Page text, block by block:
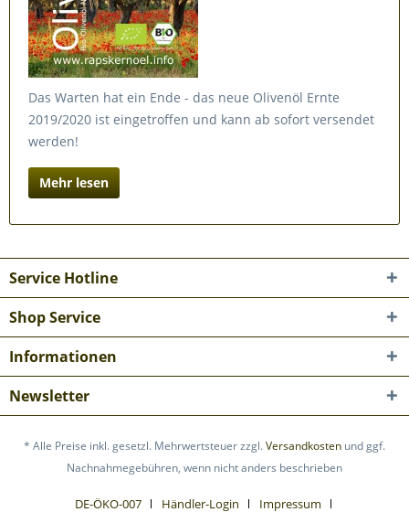
Das Warten hat ein Ende - das neue Olivenöl Ernte
2019/2020 ist eingetroffen und kann ab sofort versendet
werden!
Mehr lesen
Service Hotline
Shop Service
Informationen
Newsletter
* Alle Preise inkl. gesetzl. Mehrwertsteuer zzgl.Versandkosten und ggf.
Nachnahmegebühren, wenn nicht anders beschrieben
DE-ÖKO-007 Händler-Login
Impressum